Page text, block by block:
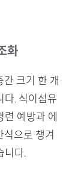
화
크기 한 개
. 식이섬유
예방과 에
식으로 챙겨
니다.